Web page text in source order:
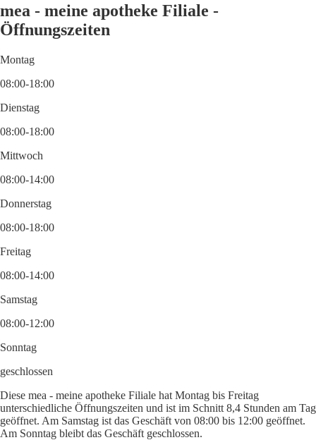
mea - meine apotheke Filiale -
Öffnungszeiten
Montag
08:00-18:00
Dienstag
08:00-18:00
Mittwoch
08:00-14:00
Donnerstag
08:00-18:00
Freitag
08:00-14:00
Samstag
08:00-12:00
Sonntag
geschlossen
Diese mea - meine apotheke Filiale hat Montag bis Freitag
unterschiedliche Öffnungszeiten und ist im Schnitt 8,4 Stunden am Tag
geöffnet. Am Samstag ist das Geschäft von 08:00 bis 12:00 geöffnet.
Am Sonntag bleibt das Geschäft geschlossen.